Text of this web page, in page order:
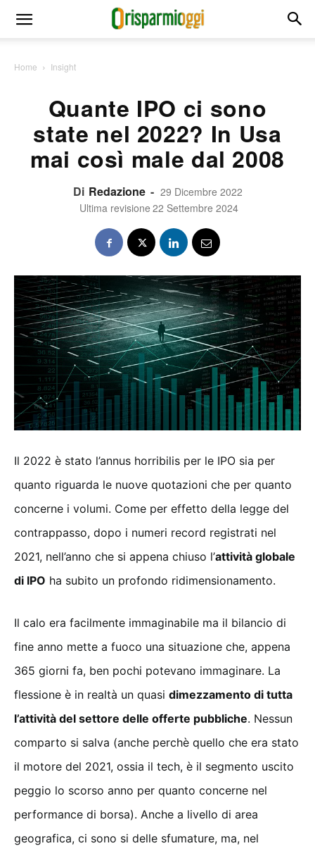
Home Insight
Quante IPO ci sono
state nel 2022? In Usa
mai così male dal 2008
Di Redazione - 29 Dicembre 2022
Ultima revisione 22 Settembre 2024
Il 2022 è stato l’annus horribilis per le IPO sia per
quanto riguarda le nuove quotazioni che per quanto
concerne i volumi. Come per effetto della legge del
contrappasso, dopo i numeri record registrati nel
2021, nell’anno che si appena chiuso l’attività globale
di IPO ha subito un profondo ridimensionamento.
Il calo era facilmente immaginabile ma il bilancio di
fine anno mette a fuoco una situazione che, appena
365 giorni fa, ben pochi potevano immaginare. La
flessione è in realtà un quasi dimezzamento di tutta
l’attività del settore delle offerte pubbliche. Nessun
comparto si salva (anche perchè quello che era stato
il motore del 2021, ossia il tech, è il segmento uscito
peggio lo scorso anno per quanto concerne nel
performance di borsa). Anche a livello di area
geografica, ci sono si delle sfumature, ma, nel